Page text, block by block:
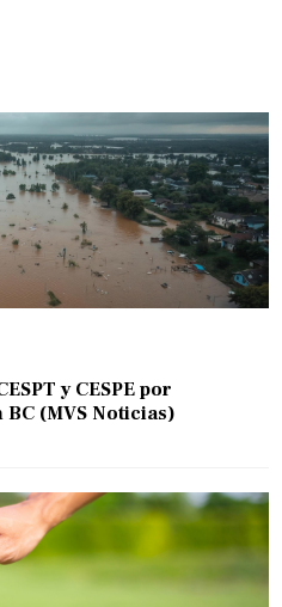
y CESPE por
(MVS Noticias)